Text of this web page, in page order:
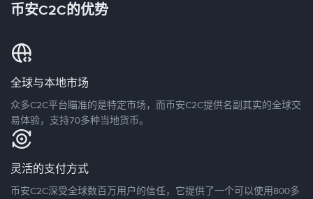
币安C2C的优势
全球与本地市场
众多C2C平台瞄准的是特定市场，而币安C2C提供名副其实的全球交
易体验，支持70多种当地货币。
灵活的支付方式
币安C2C深受全球数百万用户的信任，它提供了一个可以使用800多